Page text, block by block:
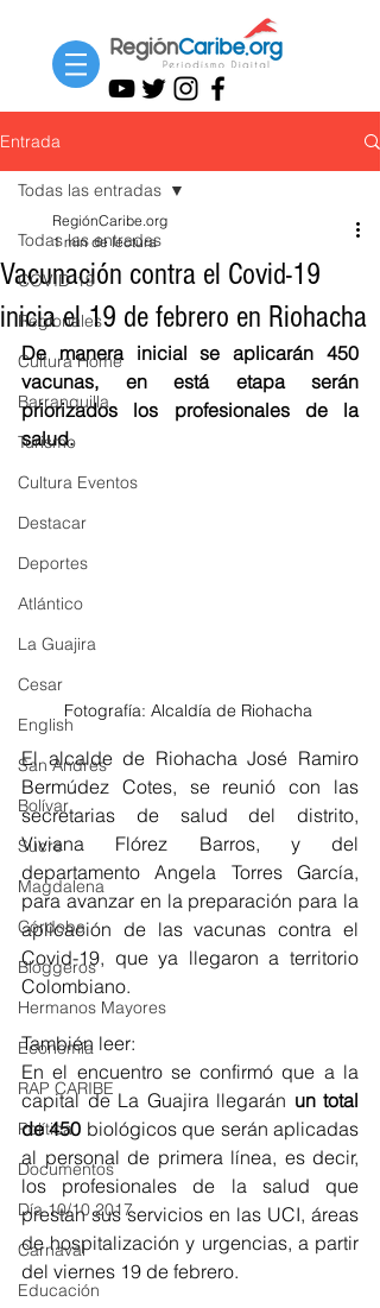
Entrada
Todas las entradas
COVID-19
Regionales
Cultura Home
Barranquilla
Turismo
Cultura Eventos
Destacar
Deportes
Atlántico
La Guajira
Cesar
English
San Andres
Bolívar
Sucre
Magdalena
Córdoba
Bloggeros
Hermanos Mayores
Economía
RAP CARIBE
Política
Documentos
Día 10/10 2017
Carnaval
Educación
Todas las entradas
Vacunación contra el Covid-19
inicia el 19 de febrero en Riohacha
RegiónCaribe.org
1 min de lectura
De manera inicial se aplicarán 450
vacunas, en está etapa serán
priorizados los profesionales de la
salud.
Fotografía: Alcaldía de Riohacha
El alcalde de Riohacha José Ramiro
Bermúdez Cotes, se reunió con las
secretarias de salud del distrito,
Viviana Flórez Barros, y del
departamento Angela Torres García,
para avanzar en la preparación para la
aplicación de las vacunas contra el
Covid-19, que ya llegaron a territorio
Colombiano.
También leer:
En el encuentro se confirmó que a la
capital de La Guajira llegarán un total
de 450 biológicos que serán aplicadas
al personal de primera línea, es decir,
los profesionales de la salud que
prestan sus servicios en las UCI, áreas
de hospitalización y urgencias, a partir
del viernes 19 de febrero.